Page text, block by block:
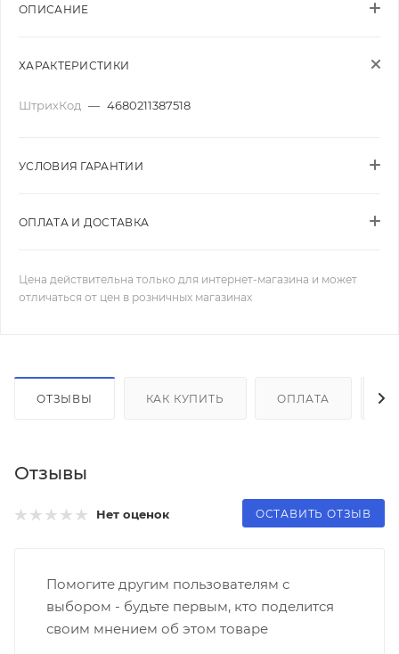
ОПИСАНИЕ
ХАРАКТЕРИСТИКИ
ШтрихКод — 4680211387518
УСЛОВИЯ ГАРАНТИИ
ОПЛАТА И ДОСТАВКА
Цена действительна только для интернет-магазина и может
отличаться от цен в розничных магазинах
ОТЗЫВЫ КАК КУПИТЬ ОПЛАТА
Отзывы
Нет оценок ОСТАВИТЬ ОТЗЫВ
Помогите другим пользователям с
выбором - будьте первым, кто поделится
своим мнением об этом товаре